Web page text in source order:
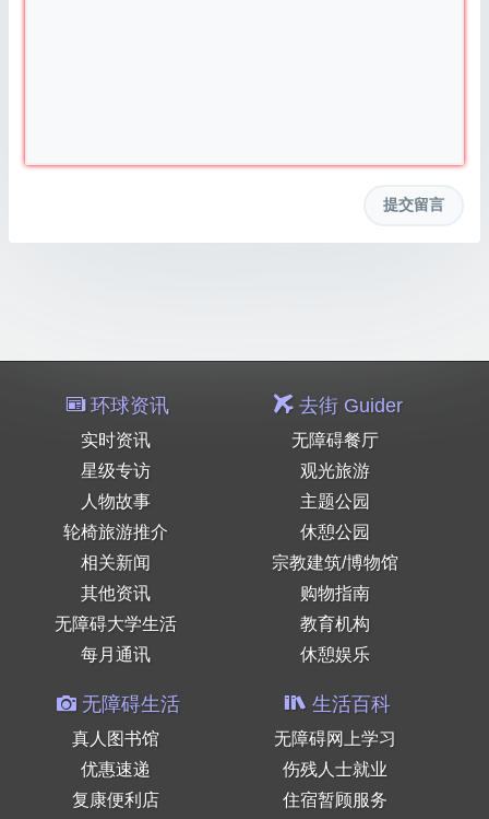
环球资讯
实时资讯
星级专访
人物故事
轮椅旅游推介
相关新闻
其他资讯
无障碍大学生活
每月通讯
去街 Guider
无障碍餐厅
观光旅游
主题公园
休憩公园
宗教建筑/博物馆
购物指南
教育机构
休憩娱乐
无障碍生活
真人图书馆
优惠速递
复康便利店
生活百科
无障碍网上学习
伤残人士就业
住宿暂顾服务